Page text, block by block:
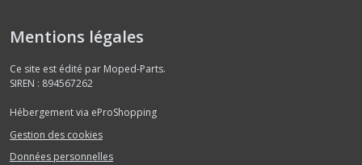
Mentions légales
Ce site est édité par Moped-Parts.
SIREN : 894567262
Hébergement via eProShopping
Gestion des cookies
Données personnelles